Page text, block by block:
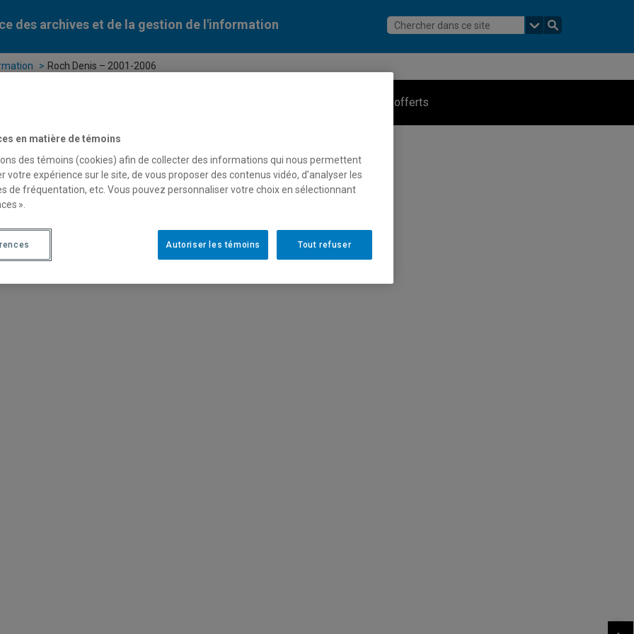
des archives et de la gestion de l'information
Roch Denis – 2001-2006
Services offerts
en matière de témoins
des témoins (cookies) afin de collecter des informations qui nous permettent
votre expérience sur le site, de vous proposer des contenus vidéo, d’analyser les
de fréquentation, etc. Vous pouvez personnaliser votre choix en sélectionnant
».
Tout refuser
Autoriser les témoins